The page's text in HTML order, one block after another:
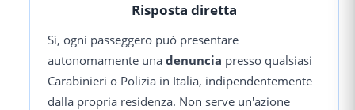
Risposta diretta
Sì, ogni passeggero può presentare
autonomamente una denuncia presso qualsiasi
Carabinieri o Polizia in Italia, indipendentemente
dalla propria residenza. Non serve un'azione